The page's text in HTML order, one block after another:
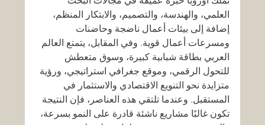
العلمي، والهندسة، والتصميم، والابتكار المنظم،
إضافة إلى بيئات أعمال ناضجة وحاضنات
ومسرعات أعمال قوية. وفي المقابل، يتمتع العالم
العربي بطاقة شبابية كبيرة، وسوق متعطش
للتحول الرقمي، وموقع جغرافي استراتيجي، ورؤية
متزايدة نحو التنويع الاقتصادي والاستثمار في
المستقبل. وعندما تلتقي هذه العناصر، فإن النتيجة
تكون غالبًا مشاريع ناشئة قادرة على النمو بسرعة،